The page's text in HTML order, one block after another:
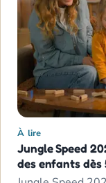
À lire
Jungle Speed
des enfants dès